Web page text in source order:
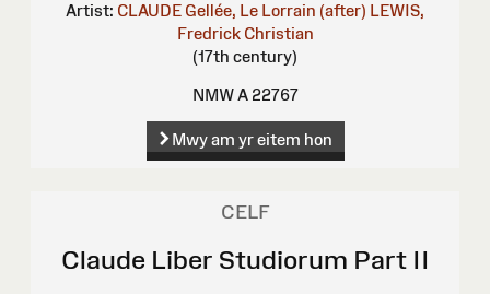
Artist: CLAUDE Gellée, Le Lorrain (after) LEWIS,
Fredrick Christian
(17th century)
NMW A 22767
Mwy am yr eitem hon
CELF
Claude Liber Studiorum Part II